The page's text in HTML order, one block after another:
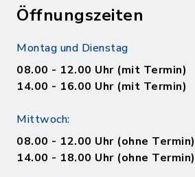
Öffnungszeiten
Montag und Dienstag
08.00 - 12.00 Uhr (mit Termin)
14.00 - 16.00 Uhr (mit Termin)
Mittwoch:
08.00 - 12.00 Uhr (ohne Termin)
14.00 - 18.00 Uhr (ohne Termin)